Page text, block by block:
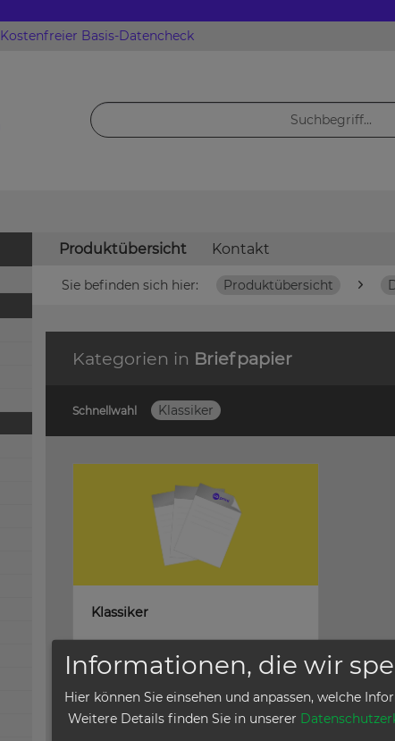
Kostenfreier Basis-Datencheck
Produktübersicht Kontakt
Sie befinden sich hier: Produktübersicht
Kategorien in Briefpapier
Schnellwahl Klassiker
Klassiker
Klassiker bei CO-PRINT in München
Informationen, die wir
Hier können Sie einsehen und anpassen, welche
Weitere Details finden Sie in unserer